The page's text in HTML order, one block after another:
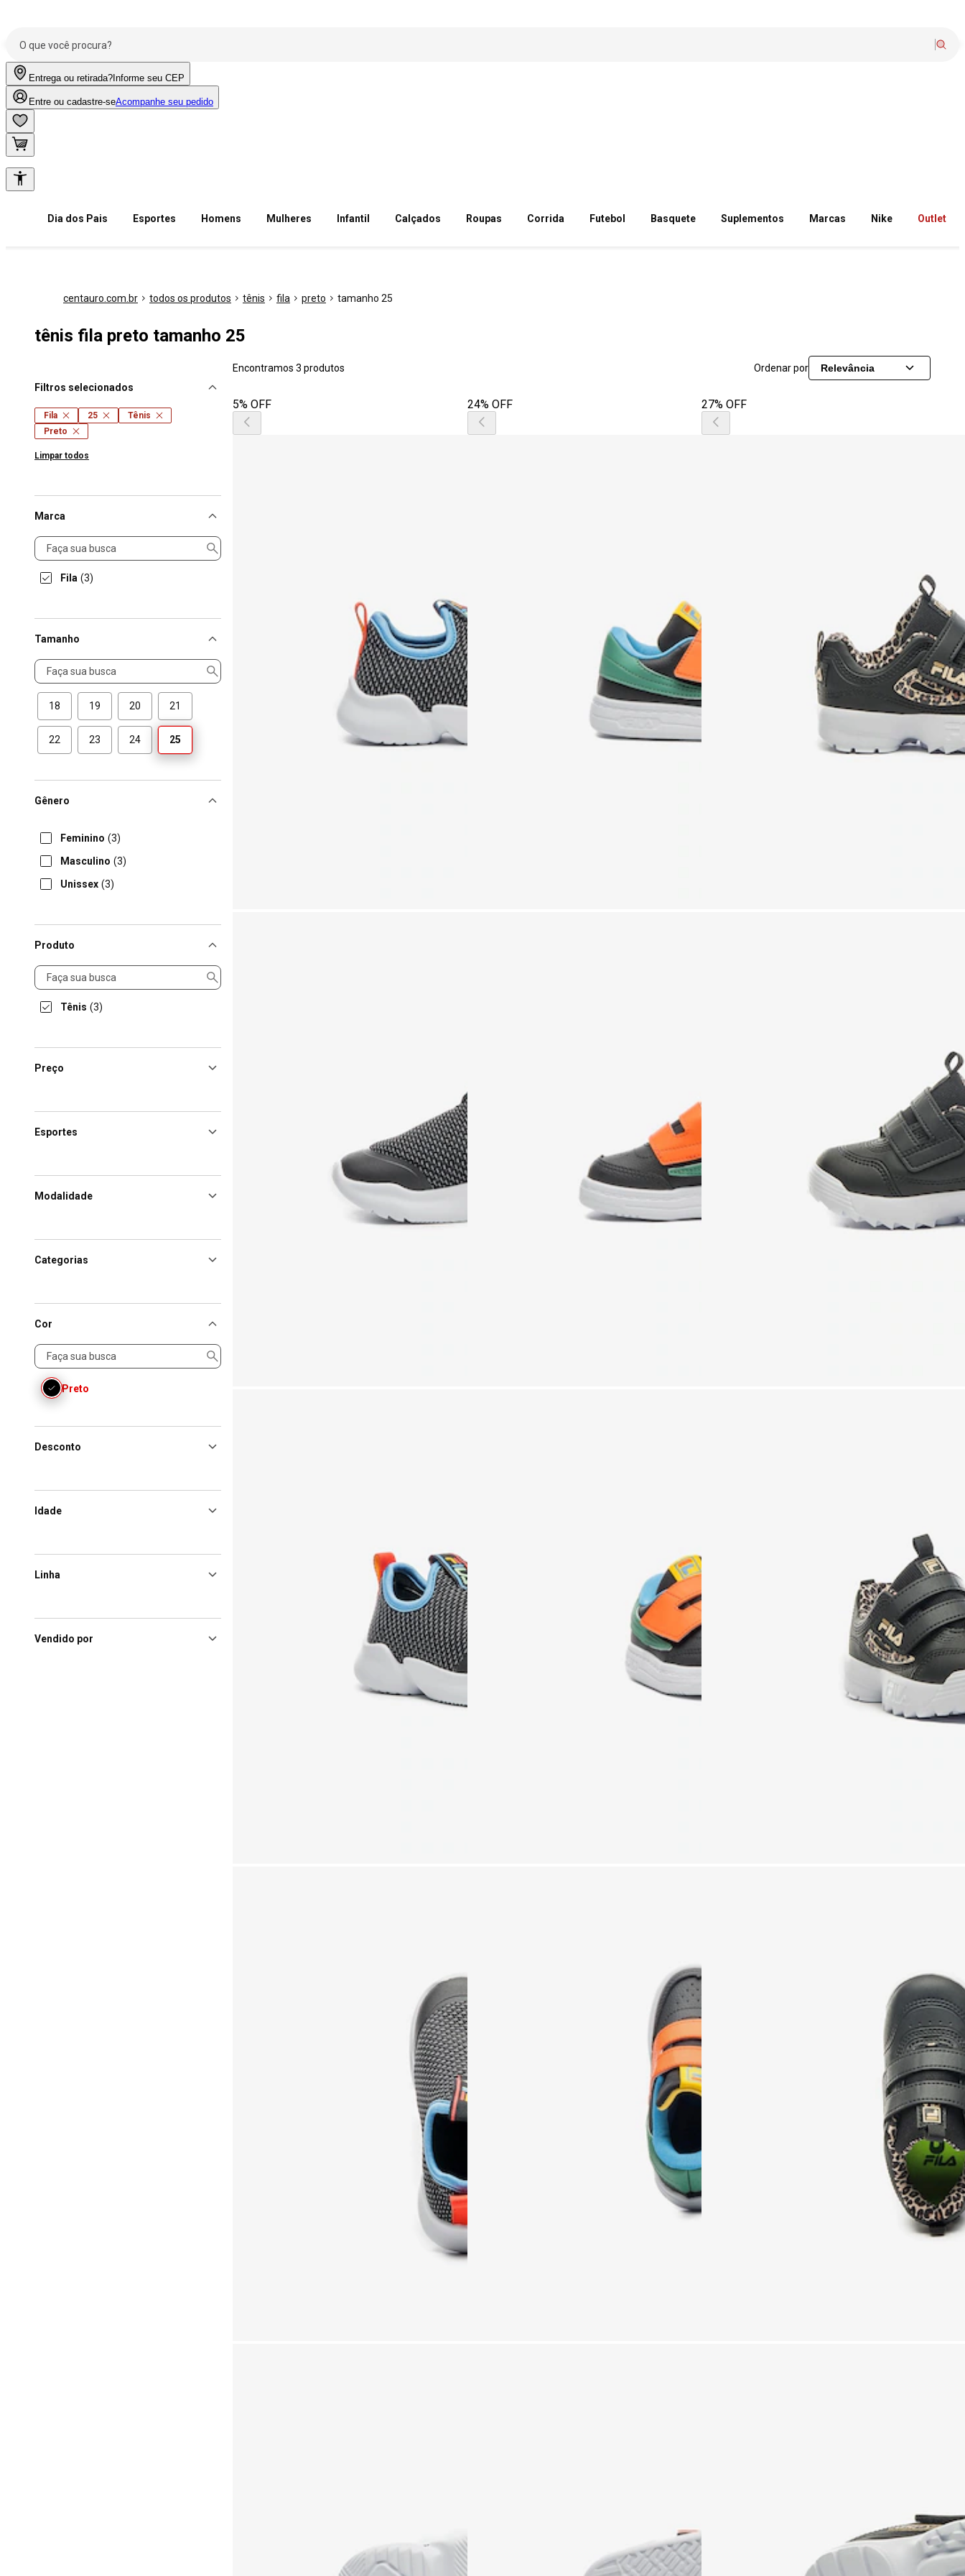
Entrega ou retirada? Informe seu CEP
Entre ou cadastre-seAcompanhe seu pedido
Dia dos Pais Esportes Homens Mulheres Infantil Calçados Roupas Corrida Futebol Basquete Suplementos Marcas Nike Outlet
centauro.com.br todos os produtos tênis fila preto tamanho 25
tênis fila preto tamanho 25
Filtros selecionados
Fila 25
Tênis
Preto
Limpar todos
Marca
Marca
Fila (3)
Tamanho
Tamanho
18 19 20 21
22 23 24 25
Gênero
Feminino (3)
Masculino (3)
Unissex (3)
Produto
Produto
Tênis (3)
Preço
Esportes
Modalidade
Categorias
Cor
Cor
Preto
Desconto
Idade
Linha
Vendido por
Encontramos 3 produtos Ordenar por Relevância
5% OFF 24% OFF 27% OFF